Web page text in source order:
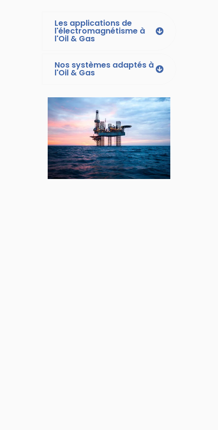
Les applications de
l'électromagnétisme à
l'Oil & Gas
Nos systèmes adaptés à
l'Oil & Gas